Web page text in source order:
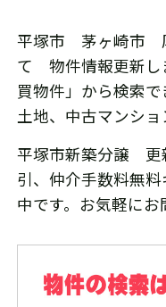
平塚市 茅ヶ崎市
て 物件情報更新し
買物件」から検索で
土地、中古マンショ
平塚市新築分譲 更
引、仲介手数料無
中です。お気軽にお